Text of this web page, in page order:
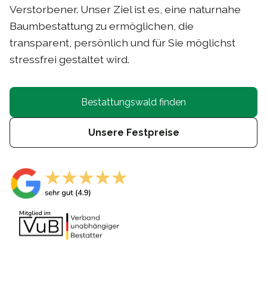
Verstorbener. Unser Ziel ist es, eine naturnahe
Baumbestattung zu ermöglichen, die
transparent, persönlich und für Sie möglichst
stressfrei gestaltet wird.
Bestattungswald finden
Unsere Festpreise